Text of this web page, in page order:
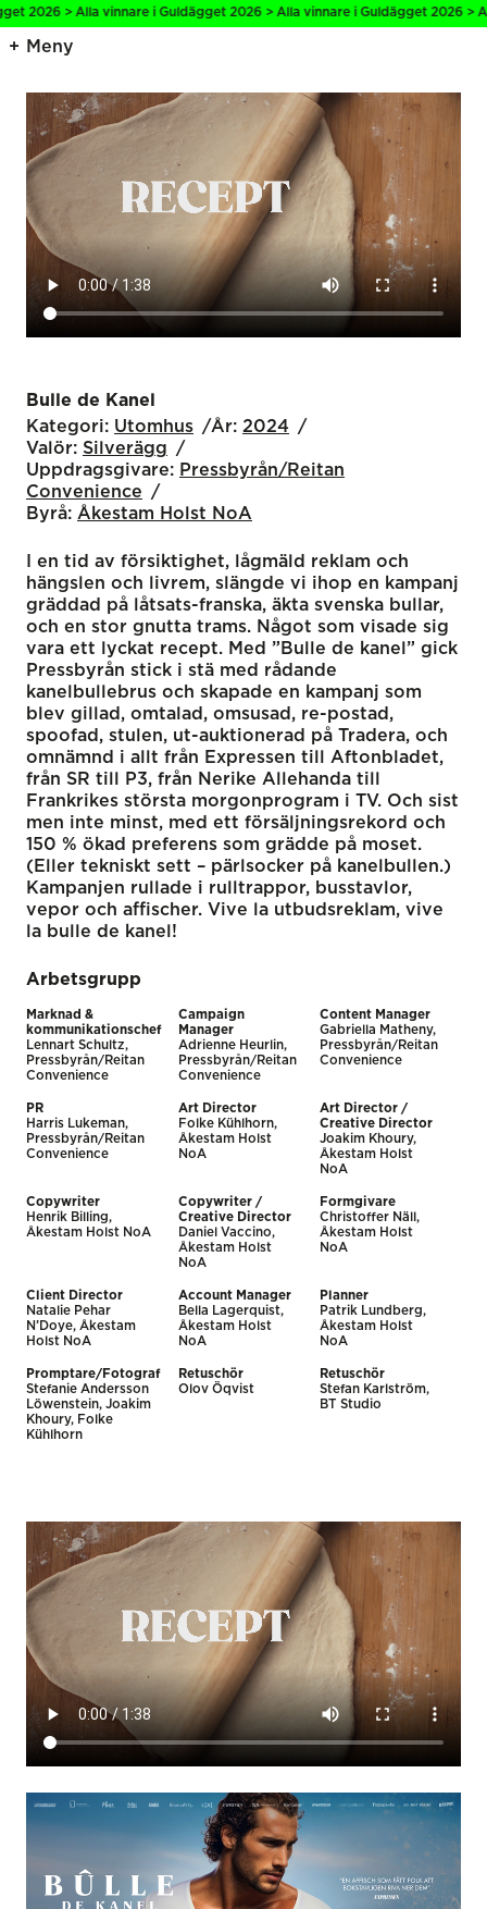
> Alla vinnare i Guldägget 2026 > Alla vinnare i Guldägget 2026 > Alla
Meny
Bulle de Kanel
Kategori: Utomhus År: 2024
Valör: Silverägg
Uppdragsgivare: Pressbyrån/Reitan
Convenience
Byrå: Åkestam Holst NoA
I en tid av försiktighet, lågmäld reklam och
hängslen och livrem, slängde vi ihop en kampanj
gräddad på låtsats-franska, äkta svenska bullar,
och en stor gnutta trams. Något som visade sig
vara ett lyckat recept. Med ”Bulle de kanel” gick
Pressbyrån stick i stä med rådande
kanelbullebrus och skapade en kampanj som
blev gillad, omtalad, omsusad, re-postad,
spoofad, stulen, ut-auktionerad på Tradera, och
omnämnd i allt från Expressen till Aftonbladet,
från SR till P3, från Nerike Allehanda till
Frankrikes största morgonprogram i TV. Och sist
men inte minst, med ett försäljningsrekord och
150 % ökad preferens som grädde på moset.
(Eller tekniskt sett – pärlsocker på kanelbullen.)
Kampanjen rullade i rulltrappor, busstavlor,
vepor och affischer. Vive la utbudsreklam, vive
la bulle de kanel!
Arbetsgrupp
Marknad &
kommunikationschef
Lennart Schultz,
Pressbyrån/Reitan
Convenience
Campaign
Manager
Adrienne Heurlin,
Pressbyrån/Reitan
Convenience
Content Manager
Gabriella Matheny,
Pressbyrån/Reitan
Convenience
PR
Harris Lukeman,
Pressbyrån/Reitan
Convenience
Art Director
Folke Kühlhorn,
Åkestam Holst
NoA
Art Director /
Creative Director
Joakim Khoury,
Åkestam Holst
NoA
Copywriter
Henrik Billing,
Åkestam Holst NoA
Copywriter /
Creative Director
Daniel Vaccino,
Åkestam Holst
NoA
Formgivare
Christoffer Näll,
Åkestam Holst
NoA
Client Director
Natalie Pehar
N’Doye, Åkestam
Holst NoA
Account Manager
Bella Lagerquist,
Åkestam Holst
NoA
Planner
Patrik Lundberg,
Åkestam Holst
NoA
Promptare/Fotograf
Stefanie Andersson
Löwenstein, Joakim
Khoury, Folke
Kühlhorn
Retuschör
Olov Öqvist
Retuschör
Stefan Karlström,
BT Studio